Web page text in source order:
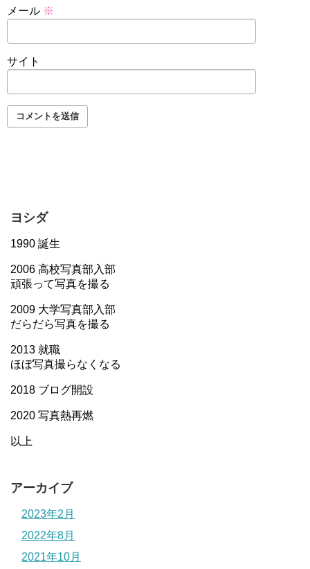
メール ※
サイト
ヨシダ
1990 誕生
2006 高校写真部入部
頑張って写真を撮る
2009 大学写真部入部
だらだら写真を撮る
2013 就職
ほぼ写真撮らなくなる
2018 ブログ開設
2020 写真熱再燃
以上
アーカイブ
2023年2月
2022年8月
2021年10月